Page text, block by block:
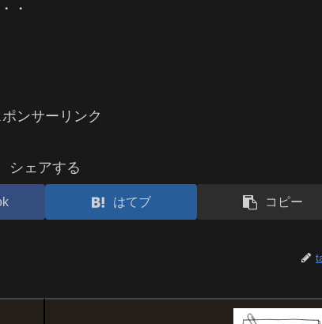
・
ポンサーリンク
シェアする
はてブ コピー